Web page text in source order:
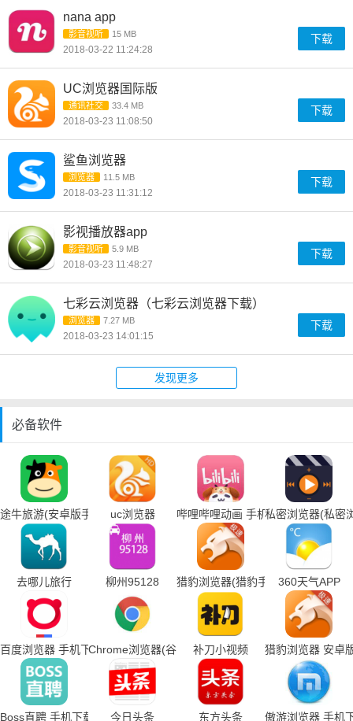
nana app
影音视听 15 MB
2018-03-22 11:24:28
下载
UC浏览器国际版
通讯社交 33.4 MB
2018-03-23 11:08:50
下载
鲨鱼浏览器
浏览器 11.5 MB
2018-03-23 11:31:12
下载
影视播放器app
影音视听 5.9 MB
2018-03-23 11:48:27
下载
七彩云浏览器（七彩云浏览器下载）
浏览器 7.27 MB
2018-03-23 14:01:15
下载
发现更多
必备软件
途牛旅游(安卓版手机下载)uc浏览器 哔哩哔哩动画 手机下载私密浏览器(私密
去哪儿旅行 柳州95128 猎豹浏览器(猎豹手机浏览器下载)
360天气APP
百度浏览器 手机下载Chrome浏览器(谷歌浏览器手机下载)
补刀小视频 猎豹浏览器 安卓
Boss直聘 手机下载 今日头条 东方头条 傲游浏览器 手机